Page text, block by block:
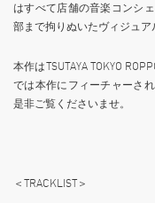
はすべて店舗の音楽コンシ
部まで拘りぬいたヴィジュア
本作はTSUTAYA TOKYO
では本作にフィーチャーさ
是非ご覧くださいませ。
＜TRACKLIST＞